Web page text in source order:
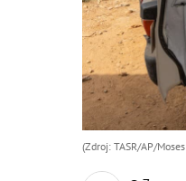
(Zdroj: TASR/AP/